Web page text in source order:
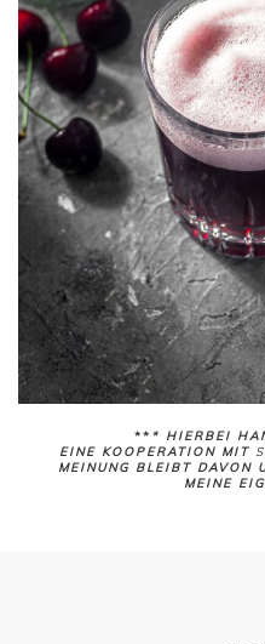
** * HIERBEI
EINE KOOPERATION MIT
MEINUNG BLEIBT DAVON
MEINE